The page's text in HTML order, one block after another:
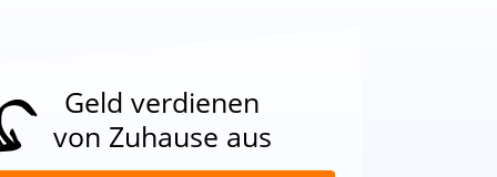
Geld verdienen
von Zuhause aus